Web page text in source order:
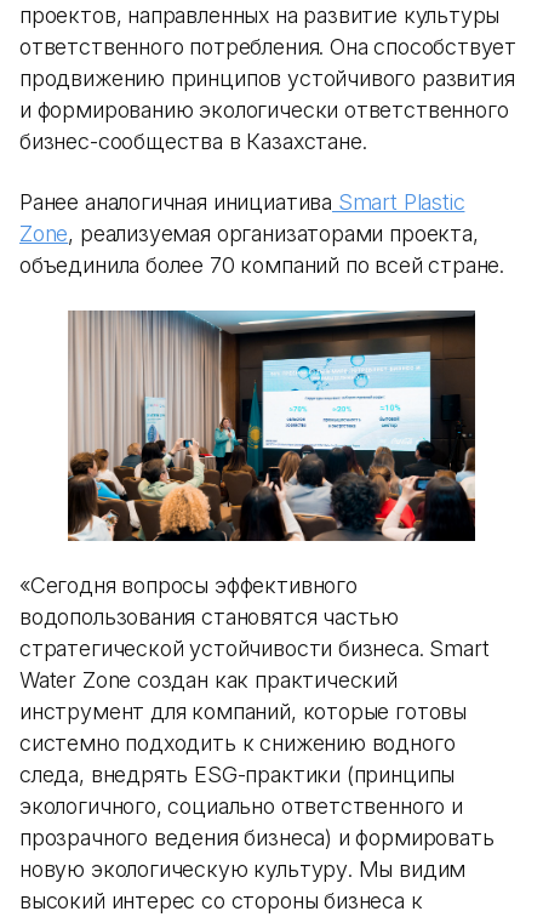
проектов, направленных на развитие культуры
ответственного потребления. Она способствует
продвижению принципов устойчивого развития
и формированию экологически ответственного
бизнес-сообщества в Казахстане.
Ранее аналогичная инициатива Smart Plastic
Zone, реализуемая организаторами проекта,
объединила более 70 компаний по всей стране.
«Сегодня вопросы эффективного
водопользования становятся частью
стратегической устойчивости бизнеса. Smart
Water Zone создан как практический
инструмент для компаний, которые готовы
системно подходить к снижению водного
следа, внедрять ESG-практики (принципы
экологичного, социально ответственного и
прозрачного ведения бизнеса) и формировать
новую экологическую культуру. Мы видим
высокий интерес со стороны бизнеса к